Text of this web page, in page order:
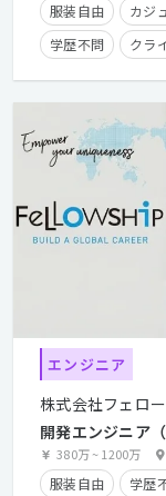
服装自由 カジ
学歴不問
クラ
残業手当有り
エンジニア
株式会社フェロ
開発エンジニア
380万~1200万
服装自由 学歴